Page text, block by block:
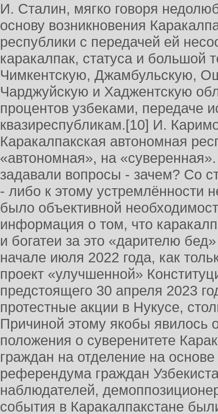
И. Сталин, мягко говоря
основу возникновения
республики с передачей ей
каракалпак, статуса и большой
Чимкентскую, Джамбульскую,
Чарджуйскую и Хаджентскую
процентов узбеками, передаче
квазиреспубликам.[10] И.
Каракалпакская автономная
«автономная», на
задавали вопросы - зачем? Со
- либо к этому устремлённости
было объективной
информация о том, что
и богатеи за это «дарителю
начале июля 2022 года, как
проект «улучшенной»
предстоящего 30 апреля 2023
протестные акции в Нукусе,
Причиной этому якобы явилось
положения о суверенитете
граждан на отделение на
референдума граждан
наблюдателей,
события в Каракалпакстане